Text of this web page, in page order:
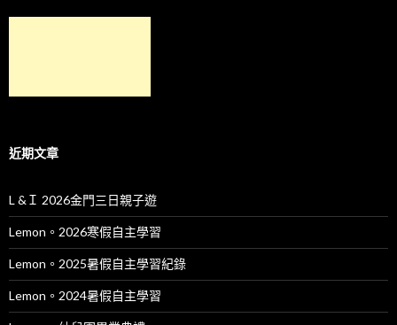
近期文章
L &Ｉ 2026金門三日親子遊
Lemon。2026寒假自主學習
Lemon。2025暑假自主學習紀錄
Lemon。2024暑假自主學習